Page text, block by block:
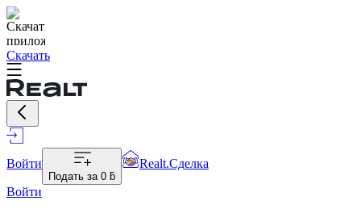
Скачать
Войти
Подать за 0 ƃ
Realt.Сделка
Войти